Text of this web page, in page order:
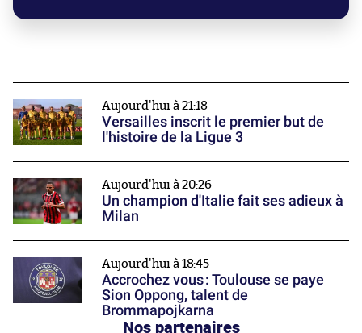
Aujourd'hui à 21:18
Versailles inscrit le premier but de
l'histoire de la Ligue 3
Aujourd'hui à 20:26
Un champion d'Italie fait ses adieux à
Milan
Aujourd'hui à 18:45
Accrochez vous : Toulouse se paye
Sion Oppong, talent de
Brommapojkarna
Nos partenaires